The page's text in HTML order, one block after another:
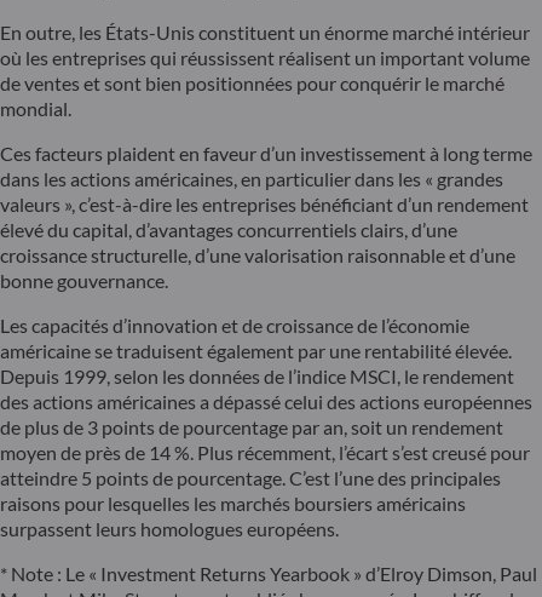
En outre, les États-Unis constituent un énorme marché intérieur
où les entreprises qui réussissent réalisent un important volume
de ventes et sont bien positionnées pour conquérir le marché
mondial.
Ces facteurs plaident en faveur d’un investissement à long terme
dans les actions américaines, en particulier dans les « grandes
valeurs », c’est-à-dire les entreprises bénéficiant d’un rendement
élevé du capital, d’avantages concurrentiels clairs, d’une
croissance structurelle, d’une valorisation raisonnable et d’une
bonne gouvernance.
Les capacités d’innovation et de croissance de l’économie
américaine se traduisent également par une rentabilité élevée.
Depuis 1999, selon les données de l’indice MSCI, le rendement
des actions américaines a dépassé celui des actions européennes
de plus de 3 points de pourcentage par an, soit un rendement
moyen de près de 14 %. Plus récemment, l’écart s’est creusé pour
atteindre 5 points de pourcentage. C’est l’une des principales
raisons pour lesquelles les marchés boursiers américains
surpassent leurs homologues européens.
* Note : Le « Investment Returns Yearbook » d’Elroy Dimson, Paul